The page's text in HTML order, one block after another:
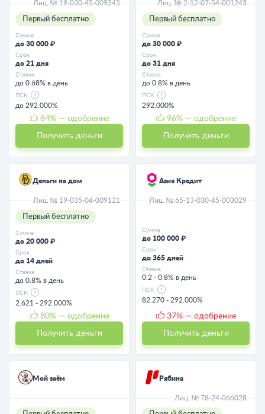
Лиц. № 19-030-45-009345
Первый бесплатно
Сумма
до 30 000 ₽
Срок
до 21 дня
Ставка
до 0.68% в день
ПСК
до 292.000%
84% — одобрение
Получить деньги
Лиц. № 2-12-07-54-001243
Первый бесплатно
Сумма
до 30 000 ₽
Срок
до 31 дня
Ставка
до 0.8% в день
ПСК
292.000%
96% — одобрение
Получить деньги
Деньги на дом
Лиц. № 19-035-04-009121
Первый бесплатно
Сумма
до 20 000 ₽
Срок
до 14 дней
Ставка
до 0.8% в день
ПСК
2.621 - 292.000%
80% — одобрение
Получить деньги
Азия Кредит
Лиц. № 65-13-030-45-003029
Сумма
до 100 000 ₽
Срок
до 365 дней
Ставка
0.2 - 0.8% в день
ПСК
82.270 - 292.000%
37% — одобрение
Получить деньги
Мой заём Рябина
Лиц. № 78-24-066028